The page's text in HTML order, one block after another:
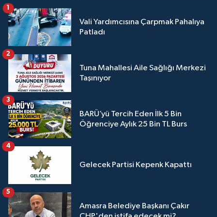
Vali Yardımcısına Çarpmak Pahalıya
Patladı
1
Tuna Mahallesi Aile Sağlığı Merkezi
Taşınıyor
2
BARÜ’yü Tercih Eden İlk 5 Bin
Öğrenciye Aylık 25 Bin TL Burs
3
Gelecek Partisi Kepenk Kapattı
4
Amasra Belediye Başkanı Çakır
5